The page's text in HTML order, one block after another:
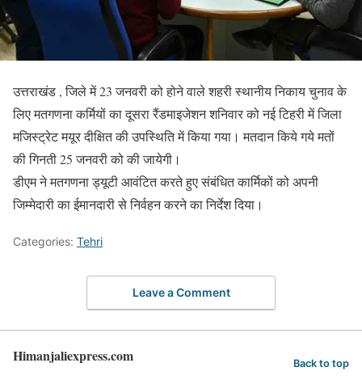
उत्तराखंड , जिले में 23 जनवरी को होने वाले शहरी स्थानीय निकाय चुनाव के
लिए मतगणना कर्मियों का दूसरा रैंडमाइजेशन शनिवार को नई टिहरी में जिला
मजिस्ट्रेट मयूर दीक्षित की उपस्थिति में किया गया। मतदान किये गये मतों
की गिनती 25 जनवरी को की जायेगी।
डीएम ने मतगणना ड्यूटी आवंटित करते हुए संबंधित कार्मिकों को अपनी
जिम्मेदारी का ईमानदारी से निर्वहन करने का निर्देश दिया।
Categories: Tehri
Leave a Comment
Himanjaliexpress.com Back to top